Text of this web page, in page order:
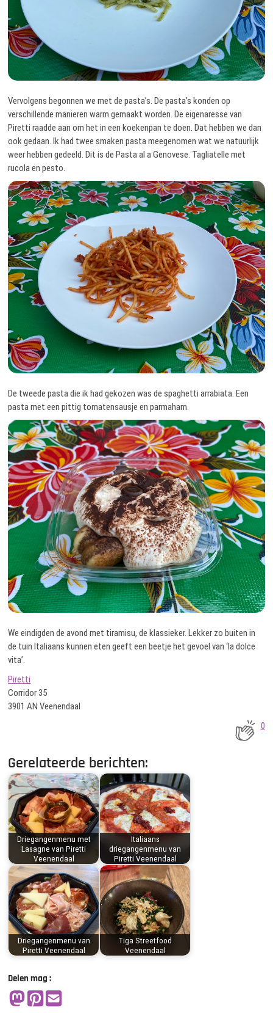
Vervolgens begonnen we met de pasta’s. De pasta’s konden op
verschillende manieren warm gemaakt worden. De eigenaresse van
Piretti raadde aan om het in een koekenpan te doen. Dat hebben we dan
ook gedaan. Ik had twee smaken pasta meegenomen wat we natuurlijk
weer hebben gedeeld. Dit is de Pasta al a Genovese. Tagliatelle met
rucola en pesto.
De tweede pasta die ik had gekozen was de spaghetti arrabiata. Een
pasta met een pittig tomatensausje en parmaham.
We eindigden de avond met tiramisu, de klassieker. Lekker zo buiten in
de tuin Italiaans kunnen eten geeft een beetje het gevoel van ‘la dolce
vita’.
Piretti
Corridor 35
3901 AN Veenendaal
0
Gerelateerde berichten:
Driegangenmenu met
Lasagne van Piretti
Veenendaal
Italiaans
driegangenmenu van
Piretti Veenendaal
Driegangenmenu van
Piretti Veenendaal
Tiga Streetfood
Veenendaal
Delen mag :